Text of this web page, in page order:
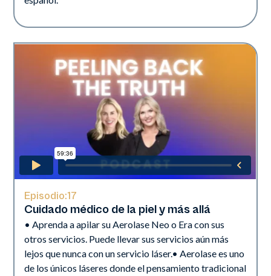
Episodio:17
Cuidado médico de la piel y más allá
• Aprenda a apilar su Aerolase Neo o Era con sus
otros servicios. Puede llevar sus servicios aún más
lejos que nunca con un servicio láser.• Aerolase es uno
de los únicos láseres donde el pensamiento tradicional